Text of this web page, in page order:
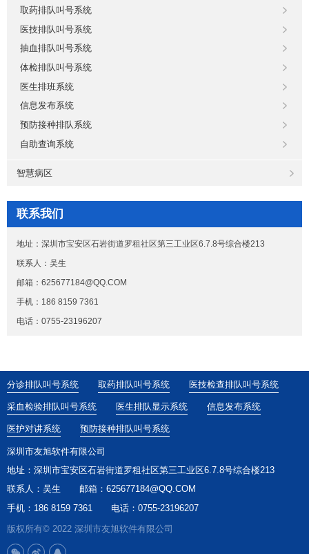
取药排队叫号系统
医技排队叫号系统
抽血排队叫号系统
体检排队叫号系统
医生排班系统
信息发布系统
预防接种排队系统
自助查询系统
智慧病区
联系我们
地址：深圳市宝安区石岩街道罗租社区第三工业区6.7.8号综合楼213
联系人：吴生
邮箱：625677184@QQ.COM
手机：186 8159 7361
电话：0755-23196207
分诊排队叫号系统 取药排队叫号系统 医技检查排队叫号系统
采血检验排队叫号系统 医生排队显示系统 信息发布系统
医护对讲系统 预防接种排队叫号系统
深圳市友旭软件有限公司
地址：深圳市宝安区石岩街道罗租社区第三工业区6.7.8号综合楼213
联系人：吴生
邮箱：625677184@QQ.COM
手机：186 8159 7361
电话：0755-23196207
版权所有© 2022 深圳市友旭软件有限公司